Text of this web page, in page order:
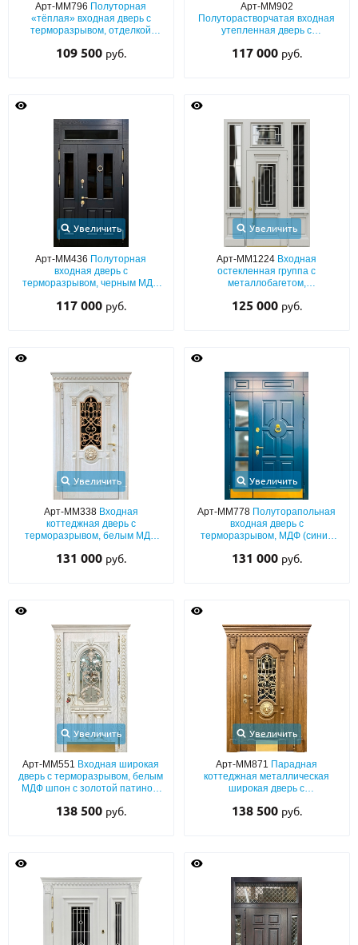
Арт-ММ796 Полуторная
«тёплая» входная дверь с
терморазрывом, отделкой
стеклопакетом во фрамуге и
109 500 руб.
Арт-ММ902
Полуторастворчатая входная
утепленная дверь с
трехкамерным остеклением
117 000 руб.
Увеличить
Арт-ММ436 Полуторная
входная дверь с
терморазрывом, черным МДФ
остеклением и кнокером
117 000 руб.
Увеличить
Арт-ММ1224 Входная
остекленная группа с
металлобагетом,
окрасом RAL 9002
125 000 руб.
Увеличить
Арт-ММ338 Входная
коттеджная дверь с
терморазрывом, белым МДФ
капителями, стеклом и ковкой
131 000 руб.
Увеличить
Арт-ММ778 Полуторапольная
входная дверь с
терморазрывом, МДФ (синий
кнокером, фрамугой и
131 000 руб.
Увеличить
Арт-ММ551 Входная широкая
дверь с терморазрывом, белым
МДФ шпон с золотой патиной,
ковкой, стеклом и отбойником
138 500 руб.
Увеличить
Арт-ММ871 Парадная
коттеджная металлическая
широкая дверь с
ковкой, стеклом, отбойником,
138 500 руб.